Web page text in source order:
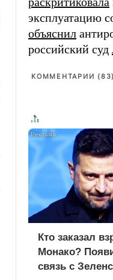
эксплуатацию
объяснил
российский суд
КОММЕНТАРИИ (83)
Кто заказал
Монако?
связь с